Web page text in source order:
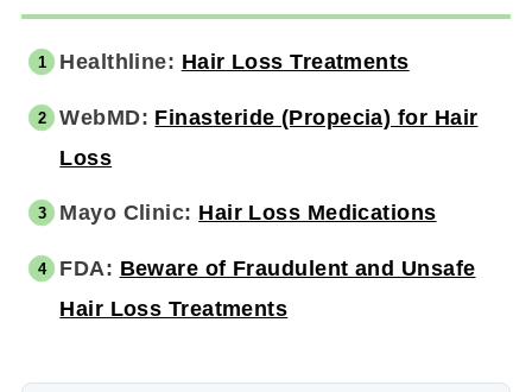
Healthline: Hair Loss Treatments
WebMD: Finasteride (Propecia) for Hair
Loss
Mayo Clinic: Hair Loss Medications
FDA: Beware of Fraudulent and Unsafe
Hair Loss Treatments